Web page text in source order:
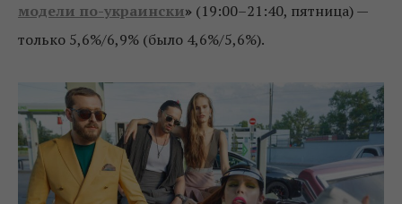
модели по-украински» (19:00–21:40, пятница) —
только 5,6%/6,9% (было 4,6%/5,6%).